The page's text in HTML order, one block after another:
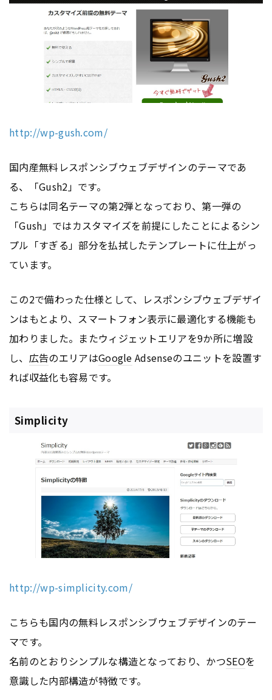
http://wp-gush.com/
国内産無料レスポンシブウェブデザインのテーマであ
る、「Gush2」です。
こちらは同名テーマの第2弾となっており、第一弾の
「Gush」ではカスタマイズを前提にしたことによるシン
プル「すぎる」部分を払拭したテンプレートに仕上がっ
ています。
この2で備わった仕様として、レスポンシブウェブデザイ
ンはもとより、スマートフォン表示に最適化する機能も
加わりました。またウィジェットエリアを9か所に増設
し、 広告のエリアはGoogle Adsenseのユニットを設置す
れば収益化も容易です。
Simplicity
http://wp-simplicity.com/
こちらも国内の無料レスポンシブウェブデザインのテー
マです。
名前のとおりシンプルな構造となっており、かつSEOを
意識した内部構造が特徴です。